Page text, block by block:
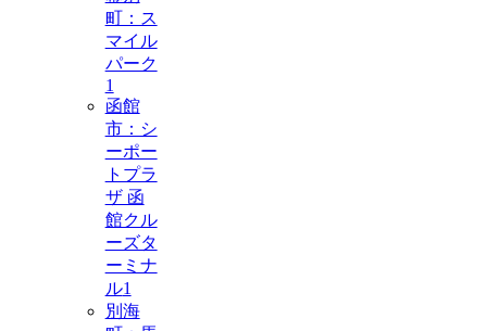
町：ス
マイル
パーク
1
函館
市：シ
ーポー
トプラ
ザ 函
館クル
ーズタ
ーミナ
ル1
別海